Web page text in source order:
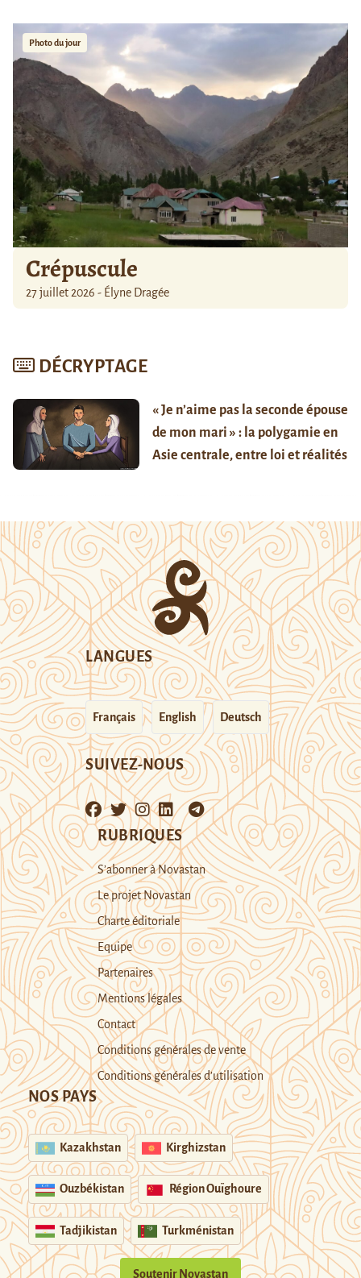
Photo du jour
Crépuscule
27 juillet 2026 - Élyne Dragée
DÉCRYPTAGE
« Je n’aime pas la seconde épouse
de mon mari » : la polygamie en
Asie centrale, entre loi et réalités
LANGUES
Français English Deutsch
SUIVEZ-NOUS
RUBRIQUES
S’abonner à Novastan
Le projet Novastan
Charte éditoriale
Equipe
Partenaires
Mentions légales
Contact
Conditions générales de vente
Conditions générales d’utilisation
NOS PAYS
Kazakhstan Kirghizstan
Ouzbékistan Région Ouïghoure
Tadjikistan Turkménistan
Soutenir Novastan